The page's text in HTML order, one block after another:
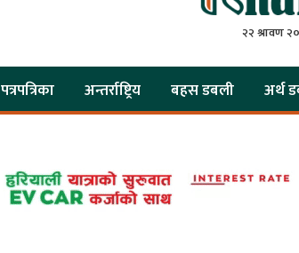
२२ श्रावण
पत्रपत्रिका अन्तर्राष्ट्रिय बहस डबली अर्थ